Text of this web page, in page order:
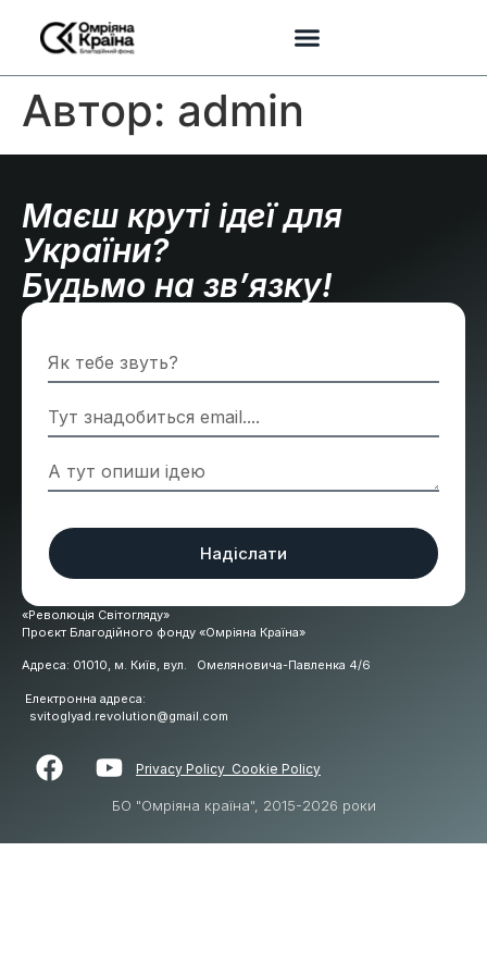
Автор: admin
Маєш круті ідеї для
України?
Будьмо на зв’язку!
Надіслати
«Революція Світогляду»
Проєкт Благодійного фонду «Омріяна Країна»
Адреса: 01010, м. Київ, вул. Омеляновича-Павленка 4/6
Електронна адреса:
svitoglyad.revolution@gmail.com
Privacy Policy Cookie Policy
БО "Омріяна країна", 2015-2026 роки